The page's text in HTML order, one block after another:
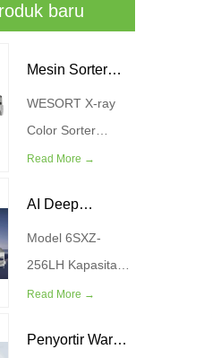
baru
Mesin Sorter
Warna R-ray
WESORT X-ray
Color Sorter
Machine
teknologi
pencitraan sinar-X
canggih dengan
algoritma
mendalam AI
Read More →
AI Deep
Learning Meat
Floss Color
Model 6SXZ-
256LH Kapasitas
(KG / H) 200-300
Tekanan Sumber
Read More →
Penyortir Warna